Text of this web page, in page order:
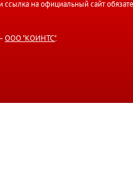
ссылка на официальный сайт
ООО "КОИНТС".